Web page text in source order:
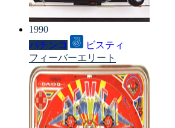
1990
パチンコ
ビスティ
フィーバーエリート